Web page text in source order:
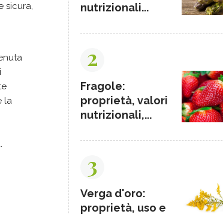
sicura,
la
nutrizionali...
2
Fragole:
proprietà, valori
nutrizionali,...
3
Verga d'oro:
proprietà, uso e